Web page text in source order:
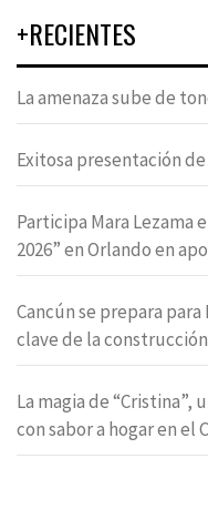
+RECIENTES
La amenaza sube de
Exitosa presentación
Participa Mara Lezama
2026” en Orlando en
Cancún se prepara
clave de la
La magia de “Cristina”,
con sabor a hogar en el